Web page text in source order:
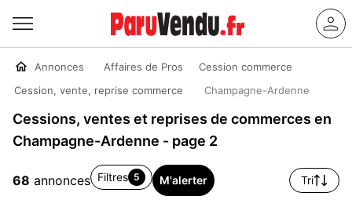
Annonces Affaires de Pros
Cession commerce
Cession, vente, reprise commerce
Champagne-Ardenne
Cessions, ventes et reprises de commerces en
Champagne-Ardenne - page 2
68 annonces Filtres 5 M'alerter Tri